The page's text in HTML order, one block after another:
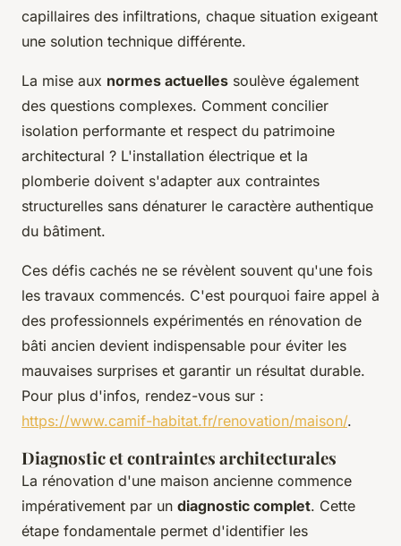
capillaires des infiltrations, chaque situation exigeant
une solution technique différente.
La mise aux normes actuelles soulève également
des questions complexes. Comment concilier
isolation performante et respect du patrimoine
architectural ? L'installation électrique et la
plomberie doivent s'adapter aux contraintes
structurelles sans dénaturer le caractère authentique
du bâtiment.
Ces défis cachés ne se révèlent souvent qu'une fois
les travaux commencés. C'est pourquoi faire appel à
des professionnels expérimentés en rénovation de
bâti ancien devient indispensable pour éviter les
mauvaises surprises et garantir un résultat durable.
Pour plus d'infos, rendez-vous sur :
https://www.camif-habitat.fr/renovation/maison/.
Diagnostic et contraintes architecturales
La rénovation d'une maison ancienne commence
impérativement par un diagnostic complet. Cette
étape fondamentale permet d'identifier les